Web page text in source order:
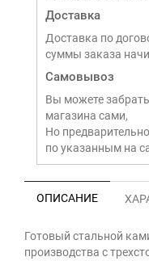
Доставка
Доставка по
суммы заказа
Самовывоз
Вы можете
магазина сами,
Но
по указанным на
ОПИСАНИЕ
Готовый стальной
производства с